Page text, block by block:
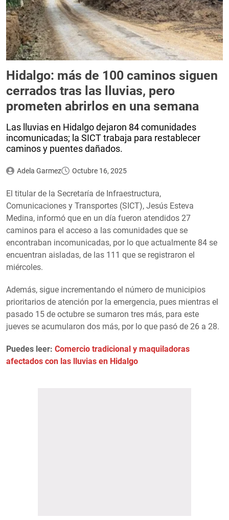
Hidalgo: más de 100 caminos siguen
cerrados tras las lluvias, pero
prometen abrirlos en una semana
Las lluvias en Hidalgo dejaron 84 comunidades
incomunicadas; la SICT trabaja para restablecer
caminos y puentes dañados.
Adela Garmez Octubre 16, 2025
El titular de la Secretaría de Infraestructura,
Comunicaciones y Transportes (SICT), Jesús Esteva
Medina, informó que en un día fueron atendidos 27
caminos para el acceso a las comunidades que se
encontraban incomunicadas, por lo que actualmente 84 se
encuentran aisladas, de las 111 que se registraron el
miércoles.
Además, sigue incrementando el número de municipios
prioritarios de atención por la emergencia, pues mientras el
pasado 15 de octubre se sumaron tres más, para este
jueves se acumularon dos más, por lo que pasó de 26 a 28.
Puedes leer: Comercio tradicional y maquiladoras
afectados con las lluvias en Hidalgo